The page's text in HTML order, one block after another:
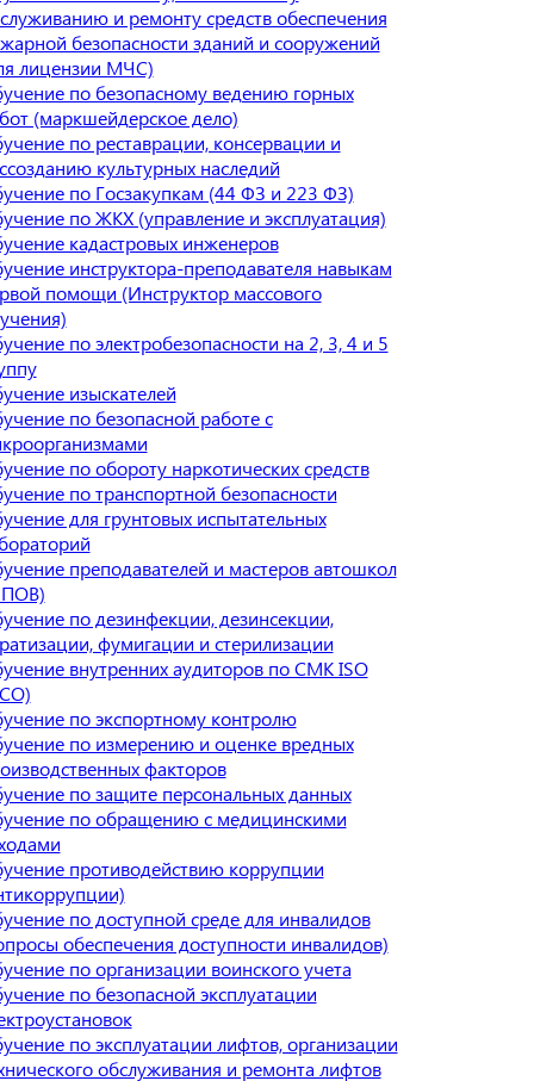
и ремонту средств обеспечения
безопасности зданий и сооружений
лицензии МЧС)
по безопасному ведению горных
(маркшейдерское дело)
по реставрации, консервации и
культурных наследий
по Госзакупкам (44 ФЗ и 223 ФЗ)
по ЖКХ (управление и эксплуатация)
кадастровых инженеров
инструктора-преподавателя навыкам
помощи (Инструктор массового
по электробезопасности на 2, 3, 4 и 5
изыскателей
по безопасной работе с
по обороту наркотических средств
по транспортной безопасности
для грунтовых испытательных
преподавателей и мастеров автошкол
по дезинфекции, дезинсекции,
фумигации и стерилизации
внутренних аудиторов по СМК ISO
по экспортному контролю
по измерению и оценке вредных
факторов
по защите персональных данных
по обращению с медицинскими
противодействию коррупции
по доступной среде для инвалидов
обеспечения доступности инвалидов)
по организации воинского учета
по безопасной эксплуатации
по эксплуатации лифтов, организации
обслуживания и ремонта лифтов